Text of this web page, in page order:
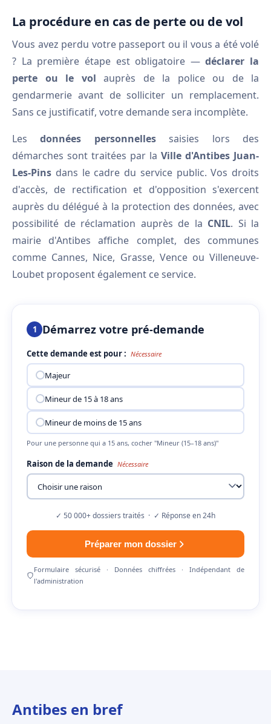
La procédure en cas de perte ou de vol
Vous avez perdu votre passeport ou il vous a été volé
? La première étape est obligatoire —déclarer la
perte ou le vol auprès de la police ou de la
gendarmerie avant de solliciter un remplacement.
Sans ce justificatif, votre demande sera incomplète.
Lesdonnées personnellessaisies lors des
démarches sont traitées par la Ville d'Antibes Juan-
Les-Pins dans le cadre du service public. Vos droits
d'accès, de rectification et d'opposition s'exercent
auprès du délégué à la protection des données, avec
possibilité de réclamation auprès de la CNIL. Si la
mairie d'Antibes affiche complet, des communes
comme Cannes, Nice, Grasse, Vence ou Villeneuve-
Loubet proposent également ce service.
1 Démarrez votre pré-demande
Cette demande est pour : Nécessaire
Majeur
Mineur de 15 à 18 ans
Mineur de moins de 15 ans
Pour une personne qui a 15 ans, cocher "Mineur (15–18 ans)"
Raison de la demande Nécessaire
✓ 50 000+ dossiers traités · ✓ Réponse en 24h
Préparer mon dossier
Formulaire sécurisé · Données chiffrées · Indépendant de
l'administration
Antibes en bref